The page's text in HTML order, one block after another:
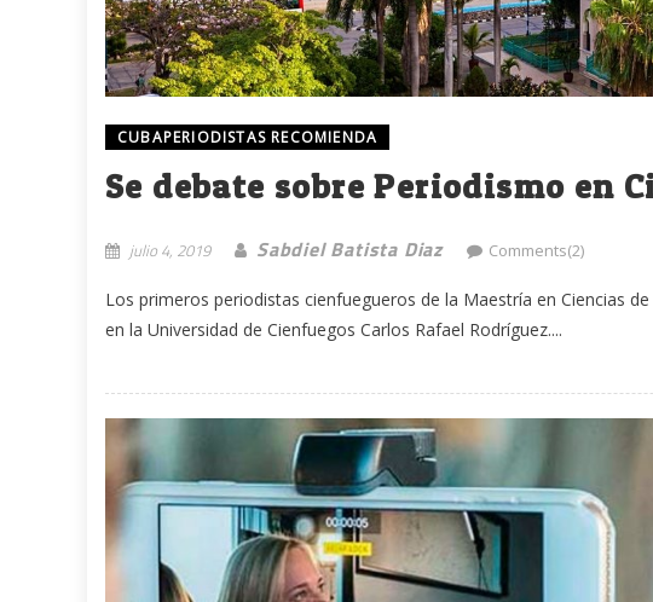
CUBAPERIODISTAS RECOMIENDA
Se debate sobre Periodismo en
julio 4, 2019 Sabdiel Batista Diaz Comments(2)
Los primeros periodistas cienfuegueros de la Maestría en Ciencias
en la Universidad de Cienfuegos Carlos Rafael Rodríguez....